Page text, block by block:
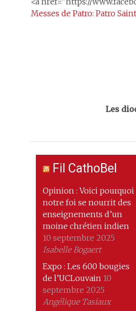
Messes de Patro: Patro
Les
Fil CathoBel
Opinion : Voici pourquoi
notre foi se nourrit des
enseignements d’un
moine chrétien indien
10 septembre 2025
Isabelle Bogaert
Expo : Les 600 bougies
de l’UCLouvain 10
septembre 2025
Angélique Tasiaux